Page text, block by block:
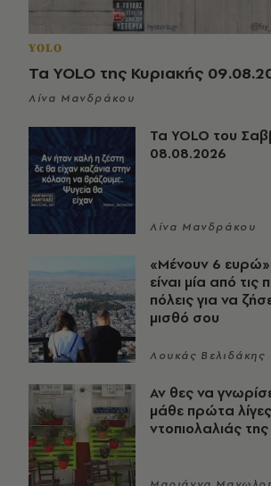
YOLO
Τα YOLO της Κυριακής
Λίνα Μανδράκου
Τα YOLO του
08.08.2026
Λίνα Μανδράκου
«Μένουν 6 ευρώ»:
είναι μία από τις
πόλεις για να
μισθό σου
Λουκάς Βελιδάκης
Αν θες να
μάθε πρώτα λίγες
ντοπιολαλιάς της